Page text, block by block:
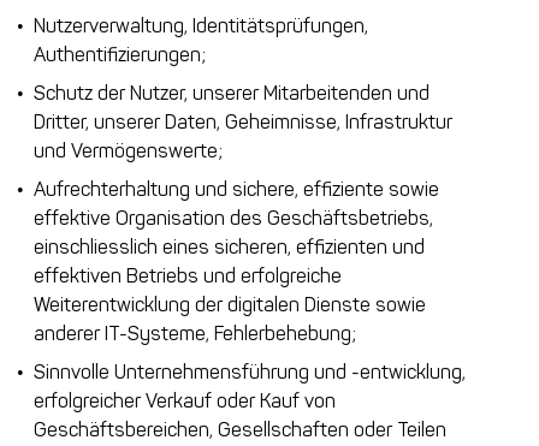
Nutzerverwaltung, Identitätsprüfungen,
Authentifizierungen;
Schutz der Nutzer, unserer Mitarbeitenden und
Dritter, unserer Daten, Geheimnisse, Infrastruktur
und Vermögenswerte;
Aufrechterhaltung und sichere, effiziente sowie
effektive Organisation des Geschäftsbetriebs,
einschliesslich eines sicheren, effizienten und
effektiven Betriebs und erfolgreiche
Weiterentwicklung der digitalen Dienste sowie
anderer IT-Systeme, Fehlerbehebung;
Sinnvolle Unternehmensführung und -entwicklung,
erfolgreicher Verkauf oder Kauf von
Geschäftsbereichen, Gesellschaften oder Teilen